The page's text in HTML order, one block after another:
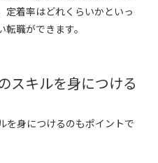
定着率はどれくらいかといっ
職ができます。
スキルを身につける
を身につけるのもポイントで